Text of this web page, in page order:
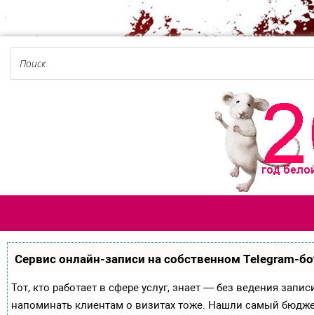
Сервис онлайн-записи на собственном Telegram-
Тот, кто работает в сфере услуг, знает — без ведения
напоминать клиентам о визитах тоже. Нашли самый